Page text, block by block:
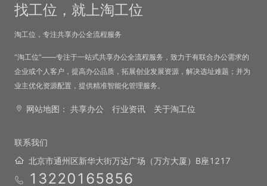
找工位，就上淘工位
淘工位，专注共享办公全流程服务
“淘工位”——专注于一站式共享办公全流程服务，致力于有联合办公需求的
企业或个人客户，提高办公品质，拓展创业发展资源，解决选址难题；并为
业主优化资源配置，提供精准智能化管理服务。
网站地图： 共享办公 行业资讯 关于淘工位
联系我们
北京市通州区新华大街万达广场（万方大厦）B座1217
13220165856